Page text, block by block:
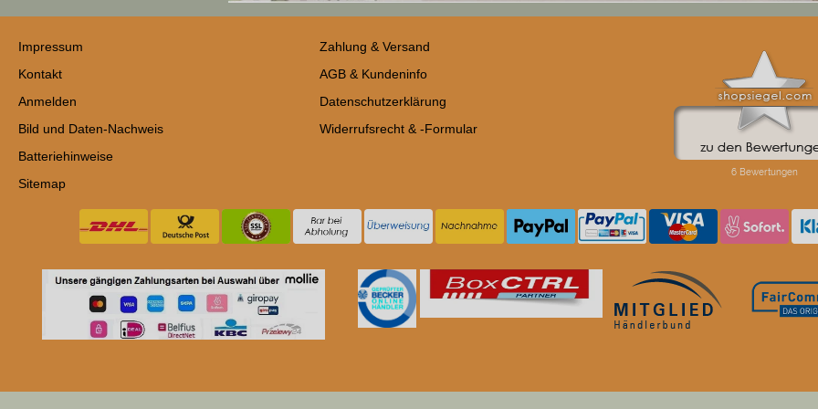
Impressum
Kontakt
Anmelden
Bild und Daten-Nachweis
Batteriehinweise
Sitemap
Zahlung & Versand
AGB & Kundeninfo
Datenschutzerklärung
Widerrufsrecht & -Formular